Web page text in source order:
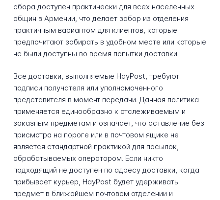
сбора доступен практически для всех населенных
общин в Армении, что делает забор из отделения
практичным вариантом для клиентов, которые
предпочитают забирать в удобном месте или которые
не были доступны во время попытки доставки.
Все доставки, выполняемые HayPost, требуют
подписи получателя или уполномоченного
представителя в момент передачи. Данная политика
применяется единообразно к отслеживаемым и
заказным предметам и означает, что оставление без
присмотра на пороге или в почтовом ящике не
является стандартной практикой для посылок,
обрабатываемых оператором. Если никто
подходящий не доступен по адресу доставки, когда
прибывает курьер, HayPost будет удерживать
предмет в ближайшем почтовом отделении и